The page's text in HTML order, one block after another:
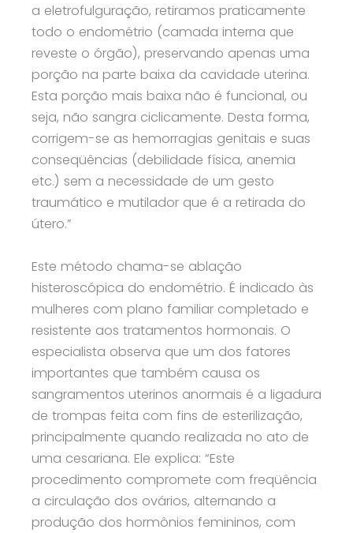
a eletrofulguração, retiramos praticamente
todo o endométrio (camada interna que
reveste o órgão), preservando apenas uma
porção na parte baixa da cavidade uterina.
Esta porção mais baixa não é funcional, ou
seja, não sangra ciclicamente. Desta forma,
corrigem-se as hemorragias genitais e suas
conseqüências (debilidade física, anemia
etc.) sem a necessidade de um gesto
traumático e mutilador que é a retirada do
útero.”
Este método chama-se ablação
histeroscópica do endométrio. É indicado às
mulheres com plano familiar completado e
resistente aos tratamentos hormonais. O
especialista observa que um dos fatores
importantes que também causa os
sangramentos uterinos anormais é a ligadura
de trompas feita com fins de esterilização,
principalmente quando realizada no ato de
uma cesariana. Ele explica: “Este
procedimento compromete com freqüência
a circulação dos ovários, alternando a
produção dos hormônios femininos, com